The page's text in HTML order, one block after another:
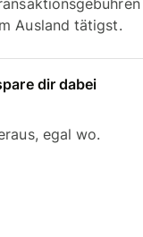
Ausland tätigst.
dir dabei
egal wo.